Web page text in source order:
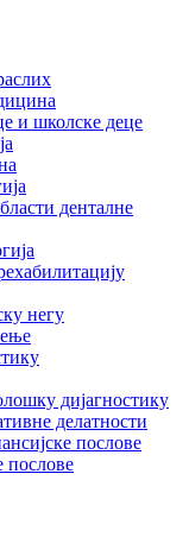
и школске деце
денталне
негу
дијагностику
делатности
послове
послове